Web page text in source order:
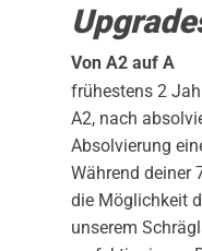
Von A2 auf A
frühestens 2
A2, nach
Absolvierung
Während deiner
die Möglichkeit
unserem